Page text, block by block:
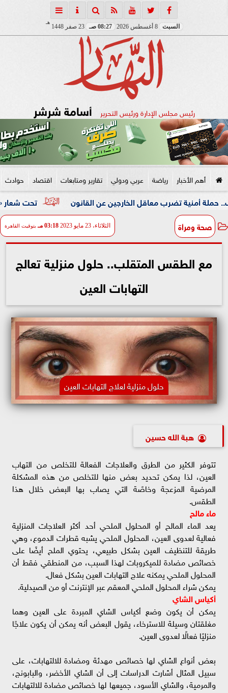
السبت 8 أغسطس 2026 08:27 صـ 23 صفر 1448
هـ
رئيس مجلس الإدارة ورئيس التحرير أسامة شرشر
أهم الأخبار رياضة عربي ودولي تقارير ومتابعات اقتصاد حوادث
تحت شعار «خدمة تضرب معاقل الخارجين عن القانون
صحة ومرأة الثلاثاء، 23 مايو 2023 03:18 مـ بتوقيت القاهرة
مع الطقس المتقلب.. حلول منزلية تعالج
التهابات العين
حلول منزلية لعلاج التهابات العين
هبة الله حسين
تتوفر الكثير من الطرق والعلاجات الفعالة للتخلص من التهاب
العين، لذا يمكن تحديد بعض منها للتخلص من هذه المشكلة
المرضية المزعجة وخاصًة التي يصاب بها البعض خلال هذا
الطقس.
ماء مالح
يعد الماء المالح أو المحلول الملحي أحد أكثر العلاجات المنزلية
فعالية لعدوى العين، المحلول الملحي يشبه قطرات الدموع، وهي
طريقة للتنظيف العين بشكل طبيعي، يحتوي الملح أيضًا على
خصائص مضادة للميكروبات لهذا السبب، من المنطقي فقط أن
المحلول الملحي يمكنه علاج التهابات العين بشكل فعال.
يمكن شراء المحلول الملحي المعقم عبر الإنترنت أو من الصيدلية.
أكياس الشاي
يمكن أن يكون وضع أكياس الشاي المبردة على العين وهما
مغلقتان وسيلة للاسترخاء، يقول البعض أنه يمكن أن يكون علاجًا
منزليًا فعالًا لعدوى العين.
بعض أنواع الشاي لها خصائص مهدئة ومضادة للالتهابات، على
سبيل المثال أشارت الدراسات إلى أن الشاي الأخضر، والبابونج،
والمرمية، والشاي الأسود، جميعها لها خصائص مضادة للالتهابات